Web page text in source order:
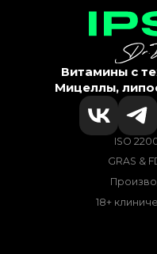
Витамины с
Мицеллы,
ISO
GRAS &
18+